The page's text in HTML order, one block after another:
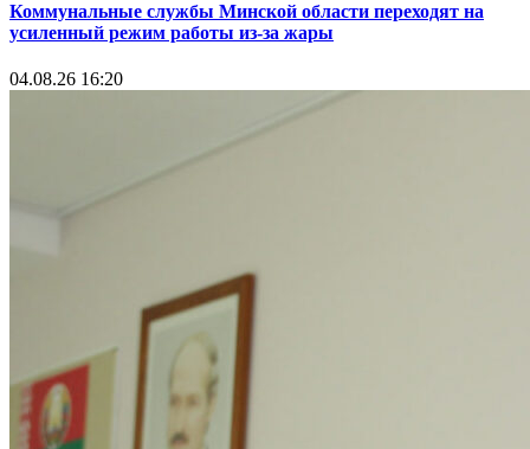
Коммунальные службы Минской области переходят на
усиленный режим работы из-за жары
04.08.26 16:20